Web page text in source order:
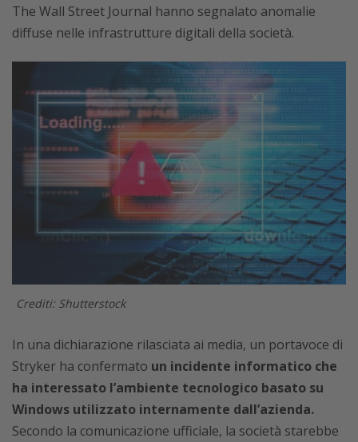
The Wall Street Journal hanno segnalato anomalie
diffuse nelle infrastrutture digitali della società.
Crediti: Shutterstock
In una dichiarazione rilasciata ai media, un portavoce di
Stryker ha confermato un incidente informatico che
ha interessato l’ambiente tecnologico basato su
Windows utilizzato internamente dall’azienda.
Secondo la comunicazione ufficiale, la società starebbe